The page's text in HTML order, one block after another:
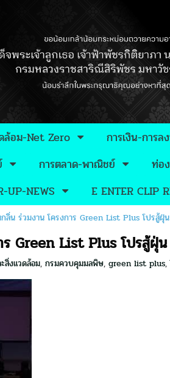
ล้อม-Net Zero การเงิน-การ
การตลาด-พาณิชย์
ท่อ
UP-NEWS E ENTER CLIP
ลิ่น ร่วมงาน โครงการ Green List Plus โปรสู้ฝุ่
Green List Plus โปรสู้ฝุ่
สิ่งแวดล้อม,กรมควบคุมมลพิษ,green list plus,